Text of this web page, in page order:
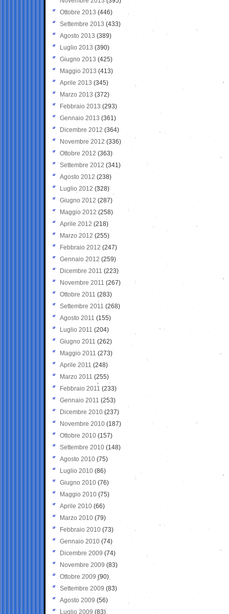
Ottobre 2013 (446)
Settembre 2013 (433)
Agosto 2013 (389)
Luglio 2013 (390)
Giugno 2013 (425)
Maggio 2013 (413)
Aprile 2013 (345)
Marzo 2013 (372)
Febbraio 2013 (293)
Gennaio 2013 (361)
Dicembre 2012 (364)
Novembre 2012 (336)
Ottobre 2012 (363)
Settembre 2012 (341)
Agosto 2012 (238)
Luglio 2012 (328)
Giugno 2012 (287)
Maggio 2012 (258)
Aprile 2012 (218)
Marzo 2012 (255)
Febbraio 2012 (247)
Gennaio 2012 (259)
Dicembre 2011 (223)
Novembre 2011 (267)
Ottobre 2011 (283)
Settembre 2011 (268)
Agosto 2011 (155)
Luglio 2011 (204)
Giugno 2011 (262)
Maggio 2011 (273)
Aprile 2011 (248)
Marzo 2011 (255)
Febbraio 2011 (233)
Gennaio 2011 (253)
Dicembre 2010 (237)
Novembre 2010 (187)
Ottobre 2010 (157)
Settembre 2010 (148)
Agosto 2010 (75)
Luglio 2010 (86)
Giugno 2010 (76)
Maggio 2010 (75)
Aprile 2010 (66)
Marzo 2010 (79)
Febbraio 2010 (73)
Gennaio 2010 (74)
Dicembre 2009 (74)
Novembre 2009 (83)
Ottobre 2009 (90)
Settembre 2009 (83)
Agosto 2009 (56)
Luglio 2009 (83)